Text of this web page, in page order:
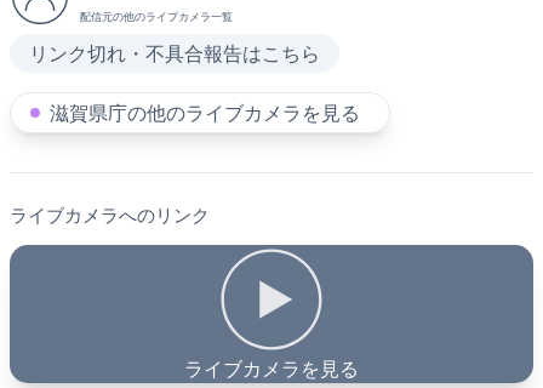
配信元の他のライブカメラ一覧
リンク切れ・不具合報告はこちら
滋賀県庁の他のライブカメラを見る
ライブカメラへのリンク
ライブカメラを見る